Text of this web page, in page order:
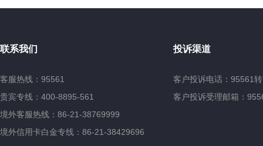
联系我们
客服热线：95561
贵宾专线：400-8895-561
境外客服热线：86-21-38769999
境外信用卡白金专线：86-21-38429696
投诉渠道
客户投诉电话：95561
客户投诉受理邮箱：